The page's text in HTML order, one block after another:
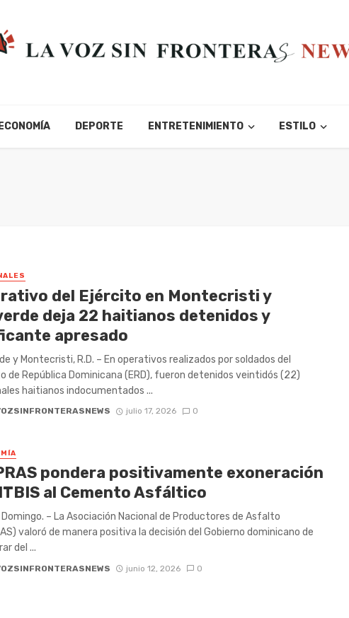
ECONOMÍA DEPORTE ENTRETENIMIENTO ESTILO
del Ejército en Montecristi y
deja 22 haitianos detenidos y
apresado
y Montecristi, R.D. – En operativos realizados por soldados del
de República Dominicana (ERD), fueron detenidos veintidós (22)
haitianos indocumentados ...
julio 17, 2026 0
pondera positivamente exoneración
al Cemento Asfáltico
– La Asociación Nacional de Productores de Asfalto
valoró de manera positiva la decisión del Gobierno dominicano de
del ...
junio 12, 2026 0